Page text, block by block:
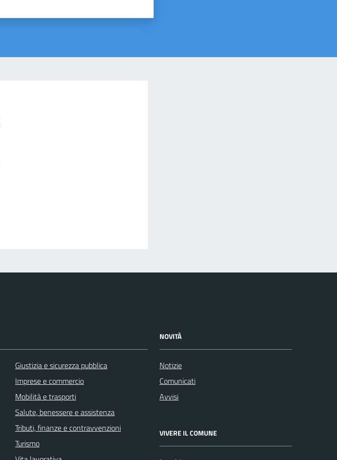
Giustizia e sicurezza pubblica
Imprese e commercio
Mobilità e trasporti
Salute, benessere e assistenza
Tributi, finanze e contravvenzioni
Turismo
NOVITÀ
Notizie
Comunicati
Avvisi
VIVERE IL COMUNE